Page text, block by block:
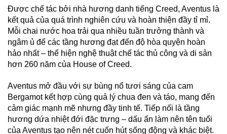
Được chế tác bởi nhà hương danh tiếng Creed, Aventus là
kết quả của quá trình nghiên cứu và hoàn thiện đầy tỉ mỉ.
Mỗi chai nước hoa trải qua nhiều tuần trưởng thành và
ngâm ủ để các tầng hương đạt đến độ hòa quyện hoàn
hảo nhất – thể hiện nghệ thuật chế tác thủ công và di sản
hơn 260 năm của House of Creed.
Aventus mở đầu với sự bùng nổ tươi sáng của cam
Bergamot kết hợp cùng quả lý chua đen và táo, mang đến
cảm giác mạnh mẽ nhưng đầy tinh tế. Tiếp nối là tầng
hương dứa nhiệt đới đặc trưng – dấu ấn làm nên tên tuổi
của Aventus tạo nên nét cuốn hút sống động và khác biệt.